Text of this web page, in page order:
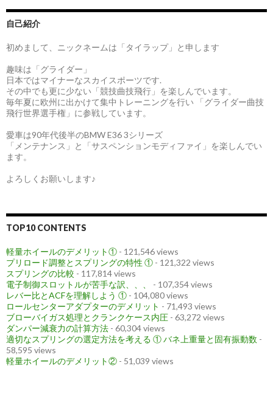
自己紹介
初めまして、ニックネームは「タイラップ」と申します
趣味は「グライダー」
日本ではマイナーなスカイスポーツです.
その中でも更に少ない「競技曲技飛行」を楽しんでいます。
毎年夏に欧州に出かけて集中トレーニングを行い 「グライダー曲技
飛行世界選手権」に参戦しています。
愛車は90年代後半のBMW E36 3シリーズ
「メンテナンス」と「サスペンションモディファイ」を楽しんでい
ます。
よろしくお願いします♪
TOP10 CONTENTS
軽量ホイールのデメリット① - 121,546 views
プリロード調整とスプリングの特性 ① - 121,322 views
スプリングの比較 - 117,814 views
電子制御スロットルが苦手な訳、、、
- 107,354 views
レバー比とACFを理解しよう ① - 104,080 views
ロールセンターアダプターのデメリット - 71,493 views
ブローバイガス処理とクランクケース内圧 - 63,272 views
ダンパー減衰力の計算方法 - 60,304 views
適切なスプリングの選定方法を考える ① バネ上重量と固有振動数 -
58,595 views
軽量ホイールのデメリット② - 51,039 views